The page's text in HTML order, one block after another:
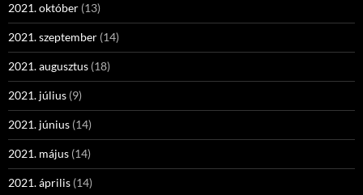
2021. október (13)
2021. szeptember (14)
2021. augusztus (18)
2021. július (9)
2021. június (14)
2021. május (14)
2021. április (14)